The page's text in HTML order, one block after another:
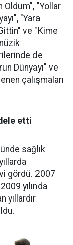
Oldum", "Yollar
"Yara
ve "Kime
de
Dünyayı" ve
çalışmaları
etti
sağlık
gördü. 2007
yılında
yıllardır